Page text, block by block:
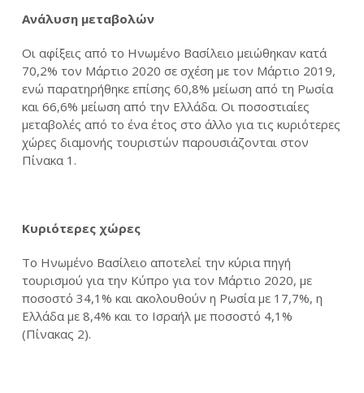
Ανάλυση μεταβολών
Οι αφίξεις από το Ηνωμένο Βασίλειο μειώθηκαν κατά
70,2% τον Μάρτιο 2020 σε σχέση με τον Μάρτιο 2019,
ενώ παρατηρήθηκε επίσης 60,8% μείωση από τη Ρωσία
και 66,6% μείωση από την Ελλάδα. Οι ποσοστιαίες
μεταβολές από το ένα έτος στο άλλο για τις κυριότερες
χώρες διαμονής τουριστών παρουσιάζονται στον
Πίνακα 1.
Κυριότερες χώρες
Το Ηνωμένο Βασίλειο αποτελεί την κύρια πηγή
τουρισμού για την Κύπρο για τον Μάρτιο 2020, με
ποσοστό 34,1% και ακολουθούν η Ρωσία με 17,7%, η
Ελλάδα με 8,4% και το Ισραήλ με ποσοστό 4,1%
(Πίνακας 2).